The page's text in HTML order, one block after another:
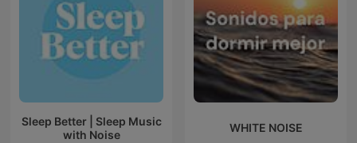
Sleep Better | Sleep Music
with Noise
WHITE NOISE